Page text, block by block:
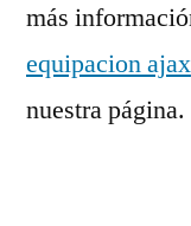
más
equipacion ajax
nuestra página.